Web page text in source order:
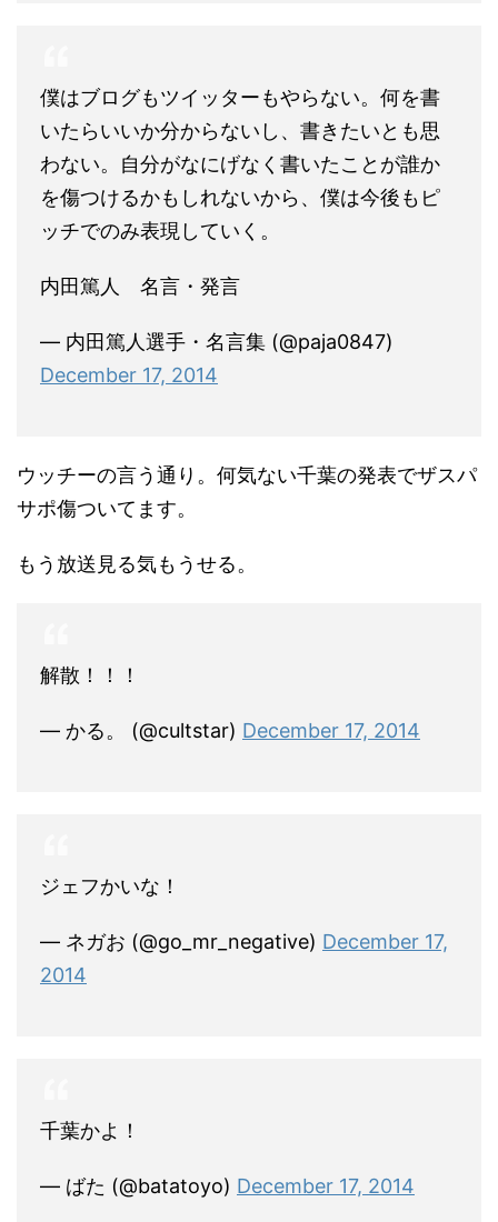
僕はブログもツイッターもやらない。何を書
いたらいいか分からないし、書きたいとも思
わない。自分がなにげなく書いたことが誰か
を傷つけるかもしれないから、僕は今後もピ
ッチでのみ表現していく。
内田篤人 名言・発言
— 内田篤人選手・名言集 (@paja0847)
December 17, 2014
ウッチーの言う通り。何気ない千葉の発表でザスパ
サポ傷ついてます。
もう放送見る気もうせる。
解散！！！
— かる。 (@cultstar) December 17, 2014
ジェフかいな！
— ネガお (@go_mr_negative) December 17,
2014
千葉かよ！
— ばた (@batatoyo) December 17, 2014